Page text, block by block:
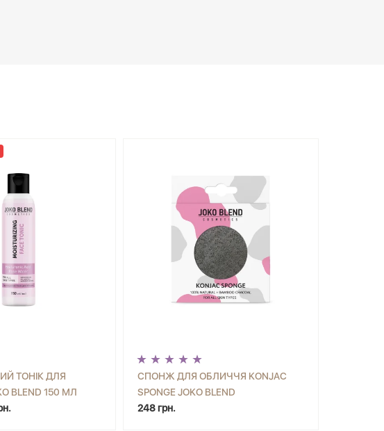
ТОНІК ДЛЯ
BLEND 150 МЛ
СПОНЖ ДЛЯ ОБЛИЧЧЯ KONJAC
SPONGE JOKO BLEND
248 грн.